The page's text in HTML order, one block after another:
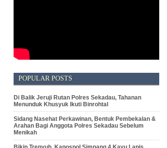
POPULAR POSTS
Di Balik Jeruji Rutan Polres Sekadau, Tahanan
Menunduk Khusyuk Ikuti Binrohtal
Sidang Nasehat Perkawinan, Bentuk Pembekalan &
Arahan Bagi Anggota Polres Sekadau Sebelum
Menikah